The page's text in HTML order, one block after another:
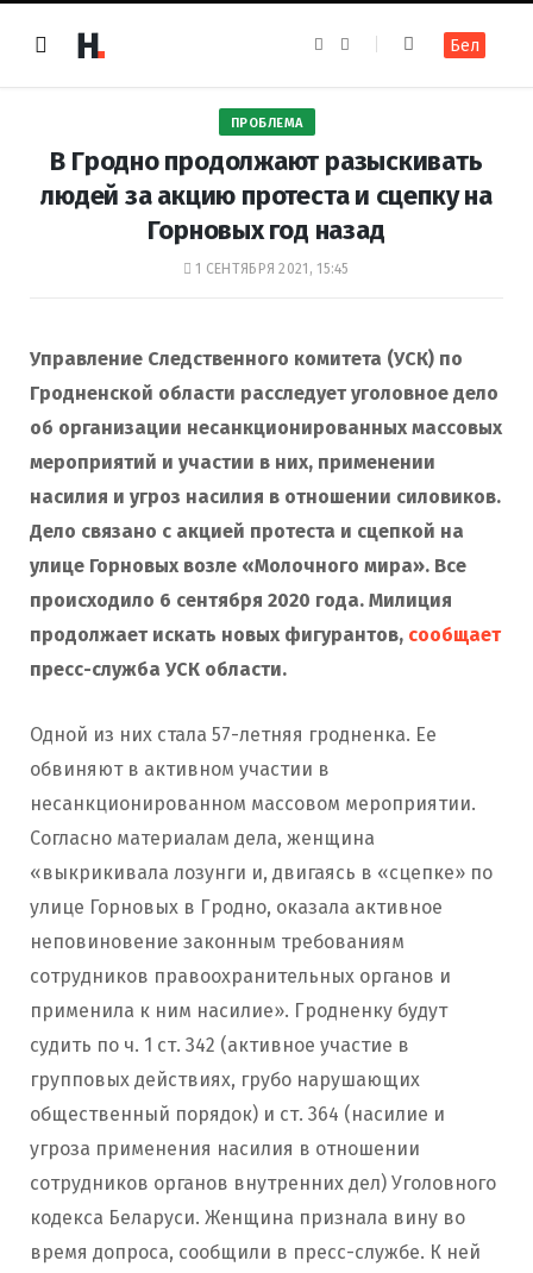
e
k
t
a
m
Бел
ПРОБЛЕМА
В Гродно продолжают разыскивать
людей за акцию протеста и сцепку на
Горновых год назад
1 СЕНТЯБРЯ 2021, 15:45
Управление Следственного комитета (УСК) по
Гродненской области расследует уголовное дело
об организации несанкционированных массовых
мероприятий и участии в них, применении
насилия и угроз насилия в отношении силовиков.
Дело связано с акцией протеста и сцепкой на
улице Горновых возле «Молочного мира». Все
происходило 6 сентября 2020 года. Милиция
продолжает искать новых фигурантов, сообщает
пресс-служба УСК области.
Одной из них стала 57-летняя гродненка. Ее
обвиняют в активном участии в
несанкционированном массовом мероприятии.
Согласно материалам дела, женщина
«выкрикивала лозунги и, двигаясь в «сцепке» по
улице Горновых в Гродно, оказала активное
неповиновение законным требованиям
сотрудников правоохранительных органов и
применила к ним насилие». Гродненку будут
судить по ч. 1 ст. 342 (активное участие в
групповых действиях, грубо нарушающих
общественный порядок) и ст. 364 (насилие и
угроза применения насилия в отношении
сотрудников органов внутренних дел) Уголовного
кодекса Беларуси. Женщина признала вину во
время допроса, сообщили в пресс-службе. К ней